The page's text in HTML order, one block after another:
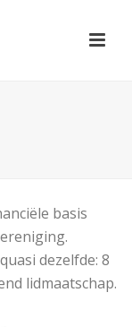
basis
dezelfde: 8
lidmaatschap.